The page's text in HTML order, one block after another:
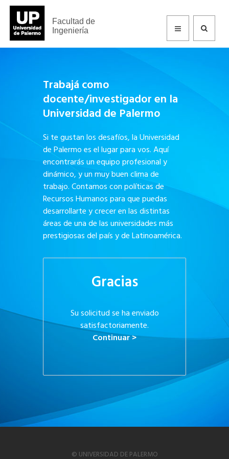
Facultad de
Ingeniería
Trabajá como
docente/investigador en la
Universidad de Palermo
Si te gustan los desafíos, la Universidad
de Palermo es el lugar para vos. Aquí
encontrarás un equipo profesional y
dinámico, y un muy buen clima de
trabajo. Contamos con políticas de
Recursos Humanos para que puedas
desarrollarte y crecer en las distintas
áreas de una de las universidades más
prestigiosas del país y de Latinoamérica.
Gracias
Su solicitud se ha enviado
satisfactoriamente.
Continuar >
© UNIVERSIDAD DE PALERMO